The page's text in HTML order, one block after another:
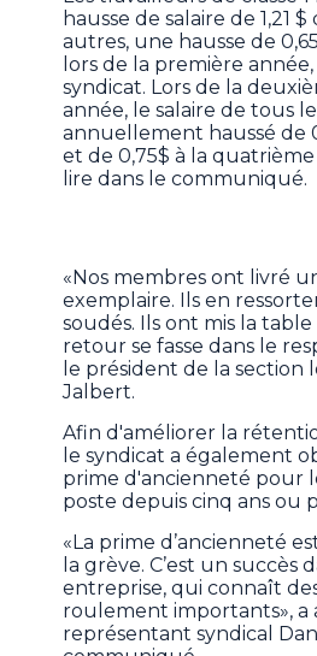
hausse de salaire de 1,21
autres, une hausse de
lors de la première
syndicat. Lors de la
année, le salaire de tous
annuellement haussé de
et de 0,75$ à la
lire dans le communiqué.
«Nos membres ont livré
exemplaire. Ils en
soudés. Ils ont mis la
retour se fasse dans le
le président de la section
Jalbert.
Afin d'améliorer la
le syndicat a également
prime d'ancienneté pour
poste depuis cinq ans ou
«La prime d’ancienneté
la grève. C’est un succès
entreprise, qui connaît
roulement importants», a
représentant syndical